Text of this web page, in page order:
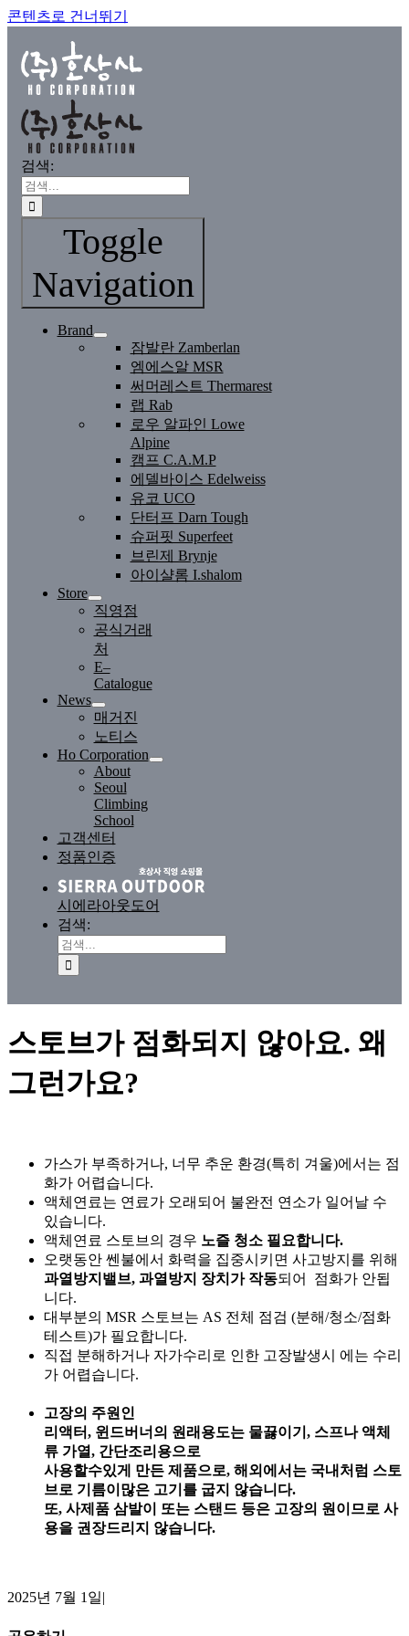
콘텐츠로 건너뛰기
검색:
Toggle
Navigation
Brand
잠발란 Zamberlan
엠에스알 MSR
써머레스트 Thermarest
랩 Rab
로우 알파인 Lowe
Alpine
캠프 C.A.M.P
에델바이스 Edelweiss
유코 UCO
단터프 Darn Tough
슈퍼핏 Superfeet
브린제 Brynje
아이샬롬 I.shalom
Store
직영점
공식거래
처
E–
Catalogue
News
매거진
노티스
Ho Corporation
About
Seoul
Climbing
School
고객센터
정품인증
시에라아웃도어
검색:
스토브가 점화되지 않아요. 왜
그런가요?
가스가 부족하거나, 너무 추운 환경(특히 겨울)에서는 점
화가 어렵습니다.
액체연료는 연료가 오래되어 불완전 연소가 일어날 수
있습니다.
액체연료 스토브의 경우 노즐 청소 필요합니다.
오랫동안 쎈불에서 화력을 집중시키면 사고방지를 위해
과열방지밸브, 과열방지 장치가 작동되어 점화가 안됩
니다.
대부분의 MSR 스토브는 AS 전체 점검 (분해/청소/점화
테스트)가 필요합니다.
직접 분해하거나 자가수리로 인한 고장발생시 에는 수리
가 어렵습니다.
고장의 주원인
리액터, 윈드버너의 원래용도는 물끓이기, 스프나 액체
류 가열, 간단조리용으로
사용할수있게 만든 제품으로, 해외에서는 국내처럼 스토
브로 기름이많은 고기를 굽지 않습니다.
또, 사제품 삼발이 또는 스탠드 등은 고장의 원이므로 사
용을 권장드리지 않습니다.
2025년 7월 1일|